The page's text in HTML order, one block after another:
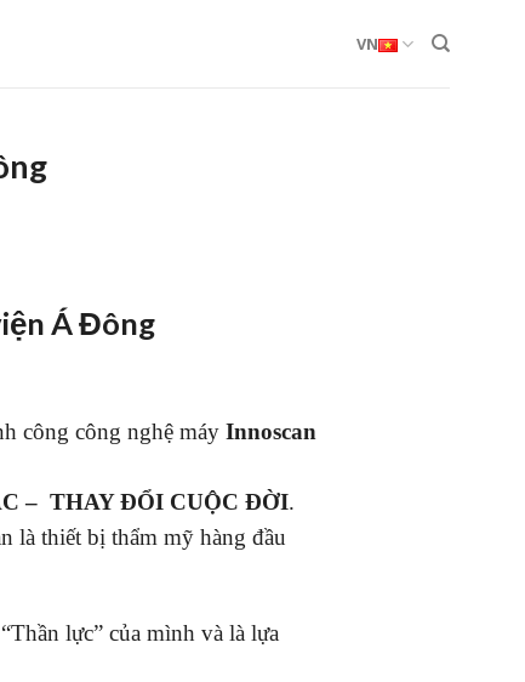
VN
Á Đông
công công nghệ máyInnoscan
– THAY ĐỔI CUỘC ĐỜI.
là thiết bị thẩm mỹ hàng đầu
lực” của mình và là lựa